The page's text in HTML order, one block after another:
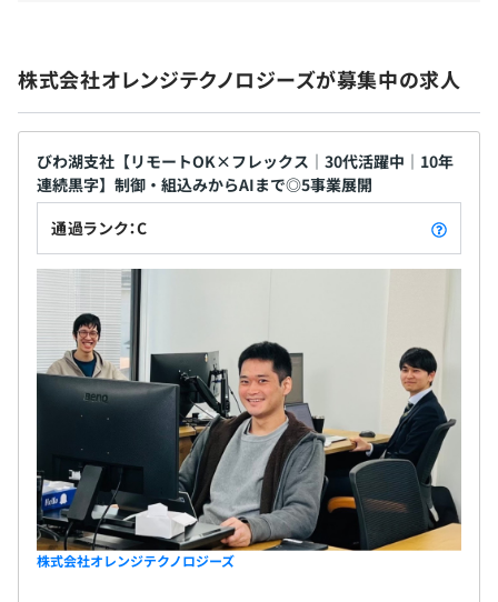
生成AIを使ったソリューションの検討・提案
新規システム開発～保守・運用
新しい技術の学習
プログラマー：20代
既存システムの保守・運用
お客様からの問い合わせ、インシデントの原因調査・対策
外部開発の受け入れから開発・テストを担当
無期雇用
3カ月（期間中、待遇の変更はありません）
株式会社オレンジテクノロジーズが募集中の求人
びわ湖支社【リモートOK×フレックス｜30代活躍中｜10年
連続黒字】制御・組込みからAIまで◎5事業展開
通過ランク：C
株式会社オレンジテクノロジーズ